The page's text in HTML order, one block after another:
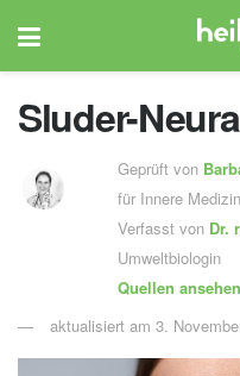
Sluder-
Geprüft von
für Innere Medizin
Verfasst von Dr.
Umweltbiologin
Quellen ansehen
aktualisiert am 3.